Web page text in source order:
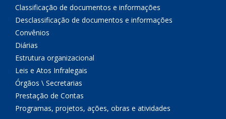
Classificação de documentos e informações
Desclassificação de documentos e informações
Convênios
Diárias
Estrutura organizacional
Leis e Atos Infralegais
Órgãos \ Secretarias
Prestação de Contas
Programas, projetos, ações, obras e atividades